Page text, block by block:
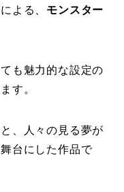
よる、 モンスター
も魅力的な設定の
す。
、人々の見る夢が
台にした作品で